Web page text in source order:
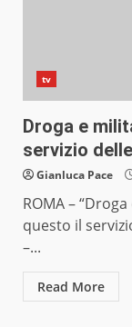
tv
Droga e
servizio
Gianluca Pace
ROMA –
questo il
–...
Read More